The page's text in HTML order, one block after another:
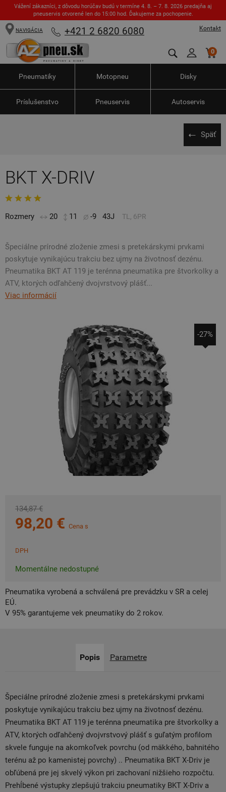
Vážení zákazníci, z dôvodu horúčav budú v termíne 4. 8. – 7. 8. 2026 predajňa aj
pneuservis otvorené len do 15:00 hod. Ďakujeme za pochopenie.
Kontakt
NAVIGÁCIA +421 2 6820 6080
0
Pneumatiky Motopneu Disky
Príslušenstvo Pneuservis Autoservis
Späť
BKT X-DRIV
Rozmery 20 11 -9 43J TL, 6PR
Špeciálne prírodné zloženie zmesi s pretekárskymi prvkami
poskytuje vynikajúcu trakciu bez ujmy na životnosť dezénu.
Pneumatika BKT AT 119 je terénna pneumatika pre štvorkolky a
ATV, ktorých odľahčený dvojvrstvový plášť...
Viac informácií
-27%
134,87 €
98,20 € Cena s
DPH
Momentálne nedostupné
Pneumatika vyrobená a schválená pre prevádzku v SR a celej
EÚ.
V 95% garantujeme vek pneumatiky do 2 rokov.
Popis Parametre
Špeciálne prírodné zloženie zmesi s pretekárskymi prvkami
poskytuje vynikajúcu trakciu bez ujmy na životnosť dezénu.
Pneumatika BKT AT 119 je terénna pneumatika pre štvorkolky a
ATV, ktorých odľahčený dvojvrstvový plášť s guľatým profilom
skvele funguje na akomkoľvek povrchu (od mäkkého, bahnitého
terénu až po kamenistej povrchy) .. Pneumatika BKT X-Driv je
obľúbená pre jej skvelý výkon pri zachovaní nižšieho rozpočtu.
Prehĺbené výstupky zlepšujú trakciu pneumatiky BKT X-Driv a